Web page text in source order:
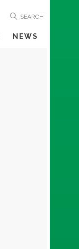
SEARCH
NEWS